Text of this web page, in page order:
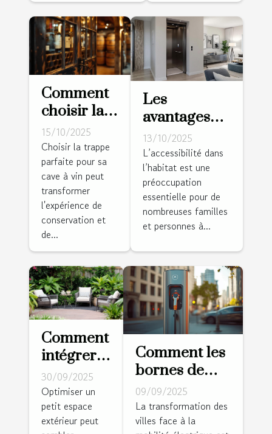
Comment
choisir la
trappe
idéale
pour votre
cave à vin ?
15/10/2025
Choisir la trappe
parfaite pour sa
cave à vin peut
transformer
l'expérience de
conservation et
de...
Les
avantages
des
installations
élévatrices
pour
l'accessibilité
domestique
13/10/2025
L’accessibilité dans
l’habitat est une
préoccupation
essentielle pour de
nombreuses familles
et personnes à...
Comment
intégrer
des
meubles
de jardin
dans une
30/09/2025
Optimiser un
petit espace
extérieur peut
Comment les
bornes de
recharge
électrique
transforment-
09/09/2025
La transformation des
villes face à la